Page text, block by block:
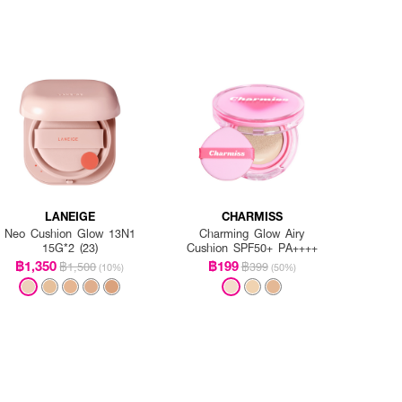
LANEIGE
Neo Cushion Glow 13N1
15G*2 (23)
฿1,350฿1,500 (10%)
CHARMISS
Charming Glow Airy
Cushion SPF50+ PA++++
฿199฿399 (50%)